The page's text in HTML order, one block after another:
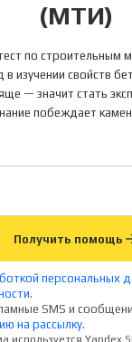
(МТИ)
по строительным
изучении свойств
— значит стать
побеждает
Получить помощь
персональных
.
SMS и
на рассылку.
используется Yandex